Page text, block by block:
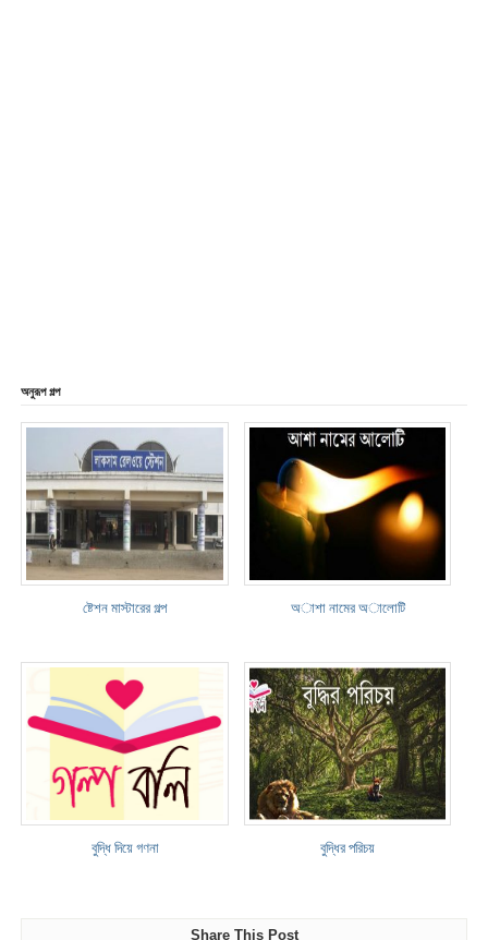
অনুরূপ গল্প
ষ্টেশন মাস্টারের গল্প অাশা নামের অালোটি
বুদ্ধি দিয়ে গণনা বুদ্ধির পরিচয়
Share This Post